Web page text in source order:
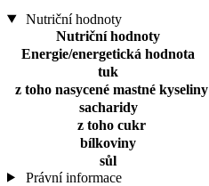
Nutriční hodnoty
Nutriční hodnoty
Energie/energetická hodnota
tuk
z toho nasycené mastné kyseliny
sacharidy
z toho cukr
bílkoviny
sůl
Právní informace